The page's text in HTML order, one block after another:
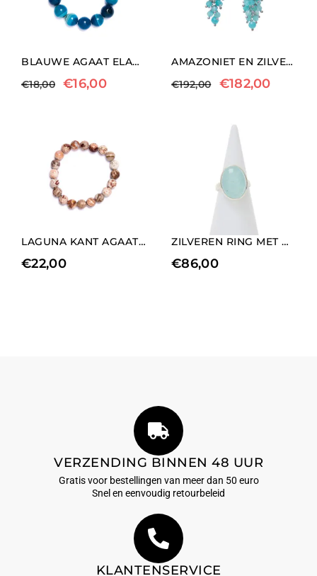
BLAUWE AGAAT ELASTISCHE ARMBAND
€18,00 €16,00
AMAZONIET EN ZILVEREN OORBELLEN
€192,00 €182,00
LAGUNA KANT AGAAT ELASTISCHE ARMBAND
€22,00
ZILVEREN RING MET AQUAMARIJN
€86,00
VERZENDING BINNEN 48 UUR
Gratis voor bestellingen van meer dan 50 euro
Snel en eenvoudig retourbeleid
KLANTENSERVICE